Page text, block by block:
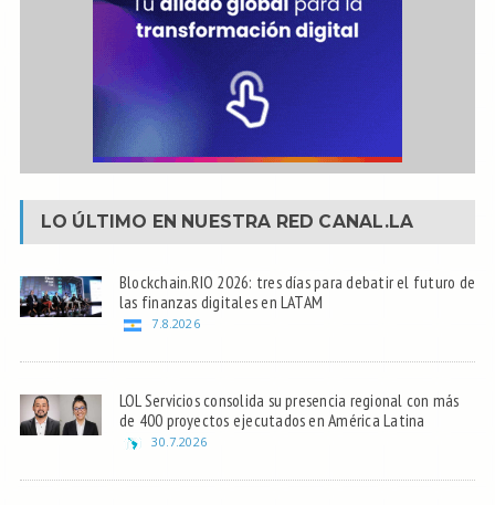
LO ÚLTIMO EN NUESTRA RED CANAL.LA
Blockchain.RIO 2026: tres días para debatir el futuro de
las finanzas digitales en LATAM
7.8.2026
LOL Servicios consolida su presencia regional con más
de 400 proyectos ejecutados en América Latina
30.7.2026